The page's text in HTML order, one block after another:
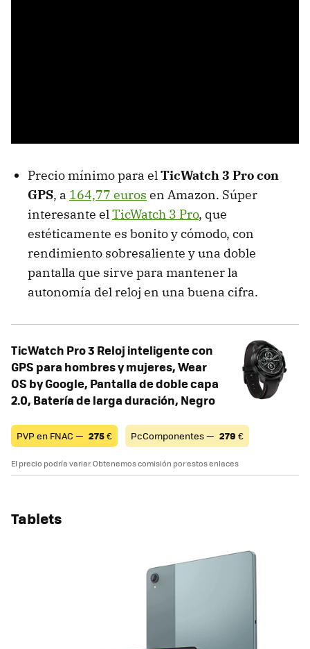
Precio mínimo para el TicWatch 3 Pro con
GPS, a 164,77 euros en Amazon. Súper
interesante el TicWatch 3 Pro, que
estéticamente es bonito y cómodo, con
rendimiento sobresaliente y una doble
pantalla que sirve para mantener la
autonomía del reloj en una buena cifra.
TicWatch Pro 3 Reloj inteligente con
GPS para hombres y mujeres, Wear
OS by Google, Pantalla de doble capa
2.0, Batería de larga duración, Negro
PVP en FNAC — 275€ PcComponentes — 279 €
El precio podría variar. Obtenemos comisión por estos enlaces
Tablets